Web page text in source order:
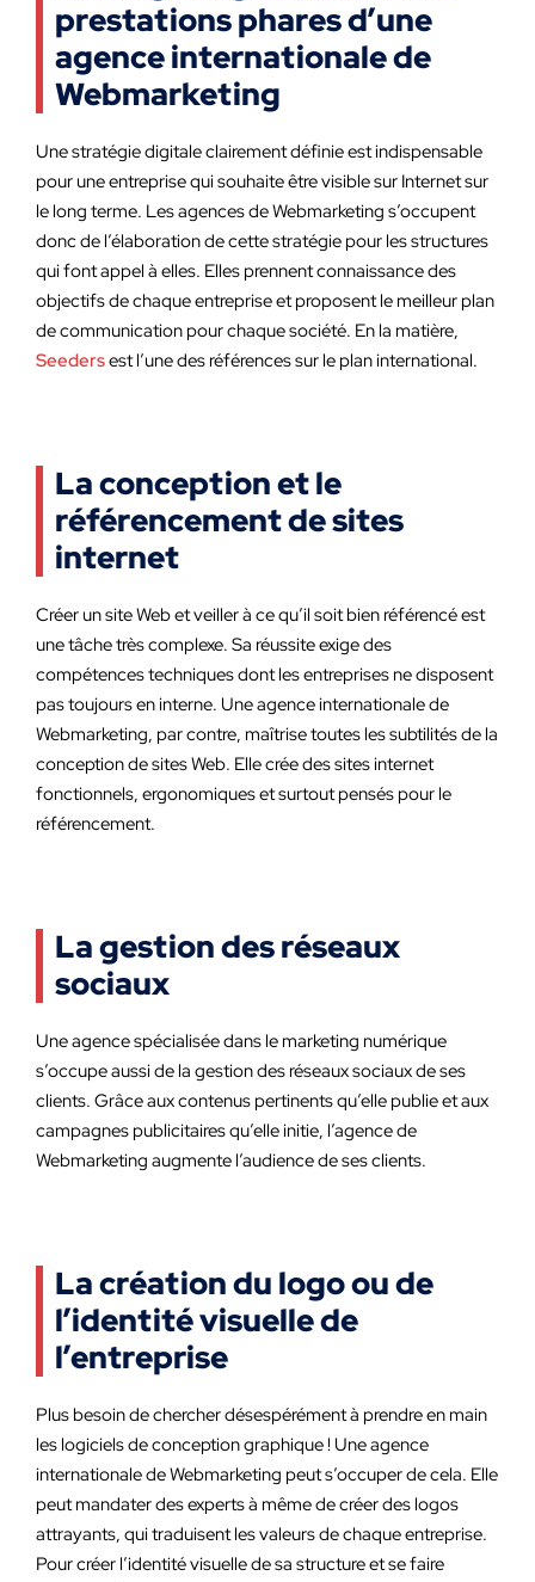
prestations phares d’une
agence internationale de
Webmarketing
Une stratégie digitale clairement définie est indispensable
pour une entreprise qui souhaite être visible sur Internet sur
le long terme. Les agences de Webmarketing s’occupent
donc de l’élaboration de cette stratégie pour les structures
qui font appel à elles. Elles prennent connaissance des
objectifs de chaque entreprise et proposent le meilleur plan
de communication pour chaque société. En la matière,
Seedersest l’une des références sur le plan international.
La conception et le
référencement de sites
internet
Créer un site Web et veiller à ce qu’il soit bien référencé est
une tâche très complexe. Sa réussite exige des
compétences techniques dont les entreprises ne disposent
pas toujours en interne. Une agence internationale de
Webmarketing, par contre, maîtrise toutes les subtilités de la
conception de sites Web. Elle crée des sites internet
fonctionnels, ergonomiques et surtout pensés pour le
référencement.
La gestion des réseaux
sociaux
Une agence spécialisée dans le marketing numérique
s’occupe aussi de la gestion des réseaux sociaux de ses
clients. Grâce aux contenus pertinents qu’elle publie et aux
campagnes publicitaires qu’elle initie, l’agence de
Webmarketing augmente l’audience de ses clients.
La création du logo ou de
l’identité visuelle de
l’entreprise
Plus besoin de chercher désespérément à prendre en main
les logiciels de conception graphique ! Une agence
internationale de Webmarketing peut s’occuper de cela. Elle
peut mandater des experts à même de créer des logos
attrayants, qui traduisent les valeurs de chaque entreprise.
Pour créer l’identité visuelle de sa structure et se faire